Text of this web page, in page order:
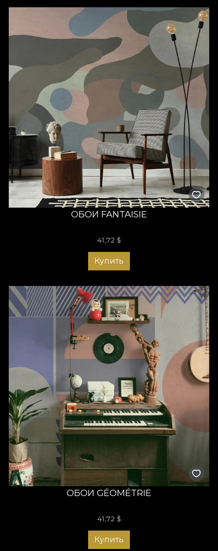
ОБОИ FANTAISIE
41,72 $
Купить
ОБОИ GÉOMÉTRIE
41,72 $
Купить